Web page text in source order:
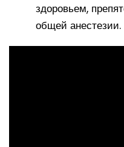
здоровьем,
общей анестезии.